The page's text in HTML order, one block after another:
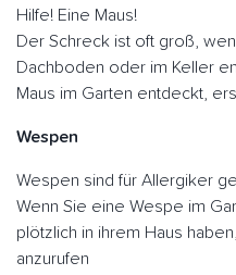
Hilfe! Eine Maus!
Der Schreck ist oft groß,
Dachboden oder im Keller
Maus im Garten entdeckt,
Wespen
Wespen sind für Allergiker
Wenn Sie eine Wespe im
plötzlich in ihrem Haus
anzurufen